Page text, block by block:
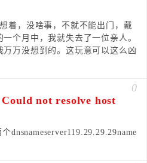
着，没啥事，不就不能出门，戴
个月中，我就失去了一位亲人。
万没想到的。这玩意可以这么凶
0
not resolve host
dnsnameserver119.29.29.29name